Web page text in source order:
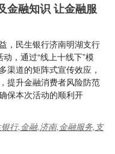
金融知识 让金融服
，民生银行济南明湖支行
，通过“线上十线下”模
渠道的矩阵式宣传效应，
提升金融消费者风险防范
保本次活动的顺利开
行,金融,济南,金融服务,支